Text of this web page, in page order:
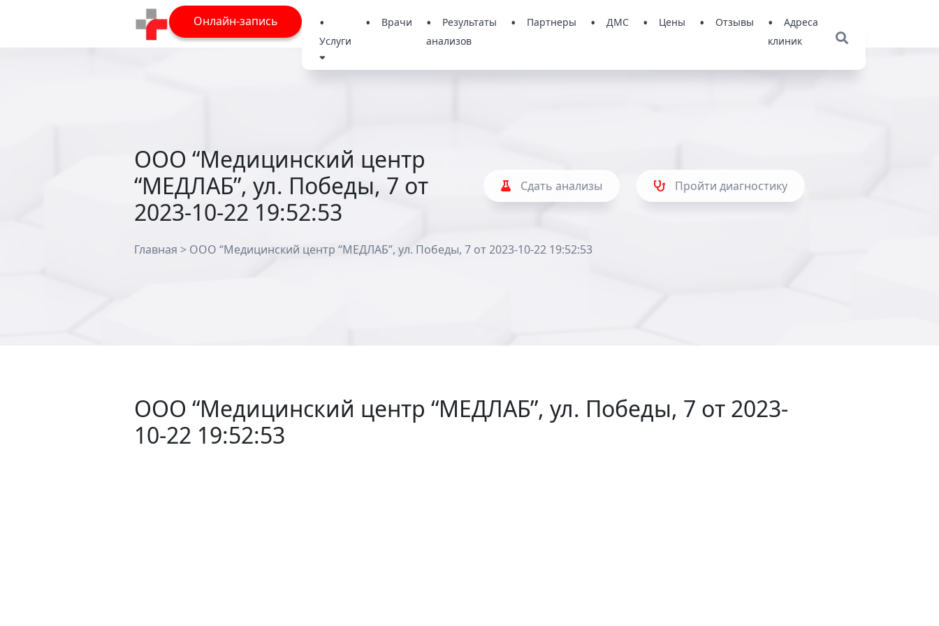
Онлайн-запись
Услуги
Врачи
Результаты
анализов
Партнеры ДМС Цены Отзывы
Адреса
клиник
ООО “Медицинский центр
“МЕДЛАБ”, ул. Победы, 7 от
2023-10-22 19:52:53
Сдать анализы Пройти диагностику
Главная > ООО “Медицинский центр “МЕДЛАБ”, ул. Победы, 7 от 2023-10-22 19:52:53
ООО “Медицинский центр “МЕДЛАБ”, ул. Победы, 7 от 2023-
10-22 19:52:53